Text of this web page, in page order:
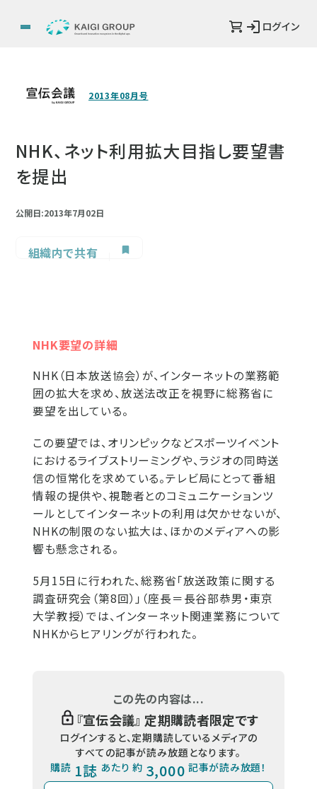
ログイン
2013年08月号
NHK、ネット利用拡大目指し要望書
を提出
公開日:2013年7月02日
組織内で共有
NHK要望の詳細
NHK（日本放送協会）が、インターネットの業務範
囲の拡大を求め、放送法改正を視野に総務省に
要望を出している。
この要望では、オリンピックなどスポーツイベント
におけるライブストリーミングや、ラジオの同時送
信の恒常化を求めている。テレビ局にとって番組
情報の提供や、視聴者とのコミュニケーションツ
ールとしてインターネットの利用は欠かせないが、
NHKの制限のない拡大は、ほかのメディアへの影
響も懸念される。
5月15日に行われた、総務省「放送政策に関する
調査研究会（第8回）」（座長＝長谷部恭男・東京
大学教授）では、インターネット関連業務について
NHKからヒアリングが行われた。
この先の内容は...
『宣伝会議』 定期購読者限定です
ログインすると、定期購読しているメディアの
すべての記事が読み放題となります。
購読 1誌 あたり 約 3,000 記事が読み放題！